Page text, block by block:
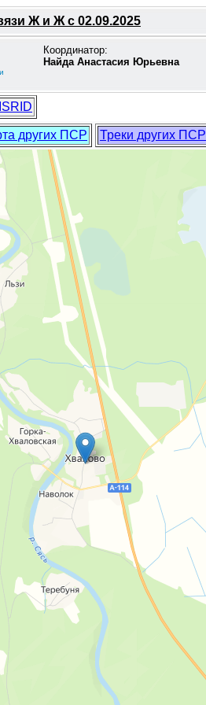
Ж и Ж с 02.09.2025
Координатор:
Найда Анастасия Юрьевна
других ПСР Треки других ПСР